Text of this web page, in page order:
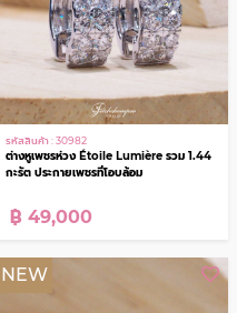
฿ 59,000
NEW